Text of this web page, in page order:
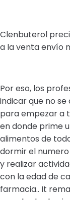
Clenbuterol
a la venta envío
Por eso, los
indicar que no
para empezar a
en donde prime
alimentos de
dormir el
y realizar
con la edad de
farmacia.. It